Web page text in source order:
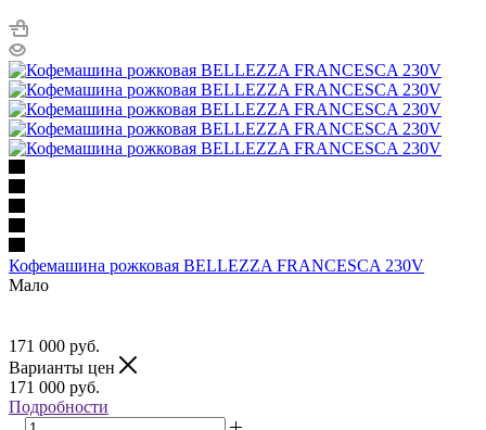
Кофемашина рожковая BELLEZZA FRANCESCA 230V
Мало
171 000 руб.
Варианты цен
171 000 руб.
Подробности